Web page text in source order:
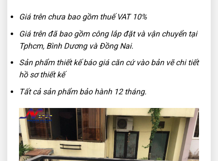
Giá trên chưa bao gồm thuế VAT 10%
Giá trên đã bao gồm công lắp đặt và vận chuyển tại
Tphcm, Bình Dương và Đồng Nai.
Sản phẩm thiết kế báo giá căn cứ vào bản vẽ chi tiết
hồ sơ thiết kế
Tất cả sản phẩm bảo hành 12 tháng.